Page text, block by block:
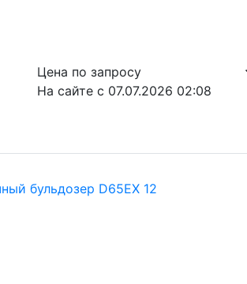
Цена по запросу
На сайте с 07.07.2026 02:08
бульдозер D65EX 12